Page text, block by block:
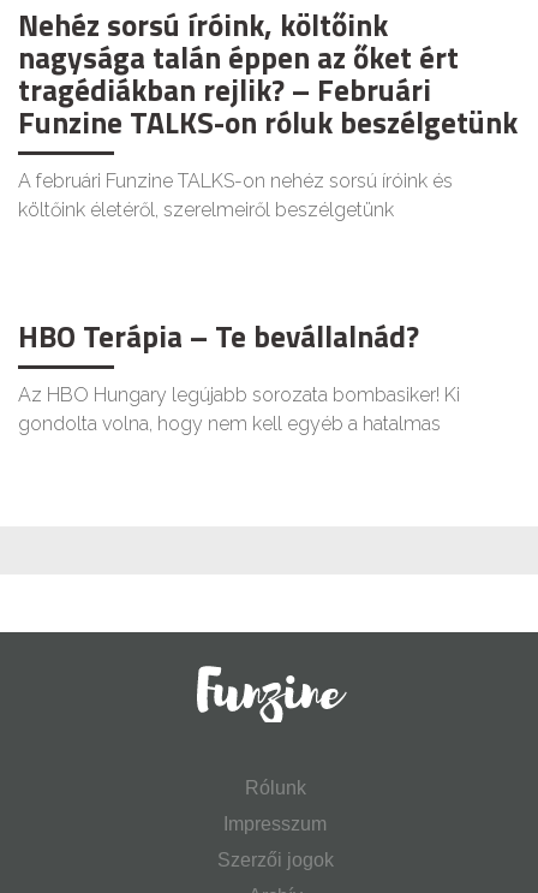
Nehéz sorsú íróink, költőink
nagysága talán éppen az őket ért
tragédiákban rejlik? – Februári
Funzine TALKS-on róluk beszélgetünk
A februári Funzine TALKS-on nehéz sorsú íróink és
költőink életéről, szerelmeiről beszélgetünk
HBO Terápia – Te bevállalnád?
Az HBO Hungary legújabb sorozata bombasiker! Ki
gondolta volna, hogy nem kell egyéb a hatalmas
Rólunk
Impresszum
Szerzői jogok